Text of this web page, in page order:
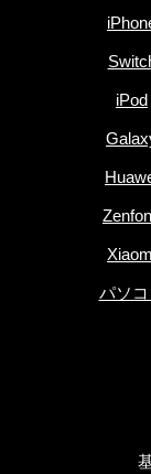
iPod
パソ